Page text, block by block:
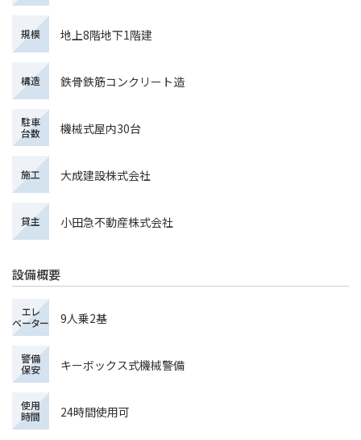
規模 地上8階地下1階建
構造 鉄骨鉄筋コンクリート造
駐車
台数
機械式屋内30台
施工 大成建設株式会社
貸主 小田急不動産株式会社
設備概要
エレ
ベーター
9人乗2基
警備
保安
キーボックス式機械警備
使用
時間
24時間使用可